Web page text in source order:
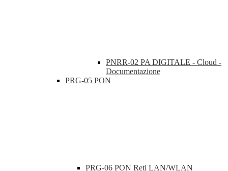
PNRR-02 PA DIGITALE - Cloud -
Documentazione
PRG-05 PON
PRG-06 PON Reti LAN/WLAN